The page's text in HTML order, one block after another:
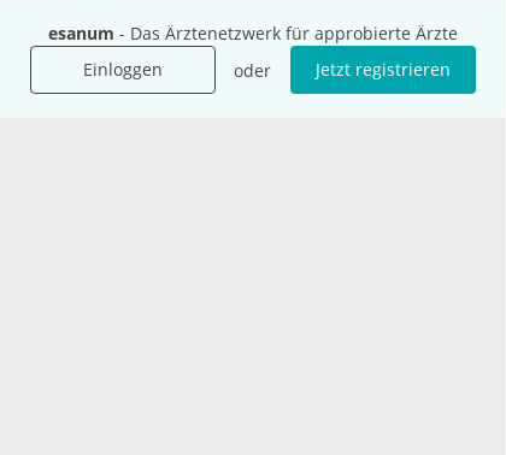
esanum - Das Ärztenetzwerk für approbierte Ärzte
Einloggen
oder Jetzt registrieren
Karriere